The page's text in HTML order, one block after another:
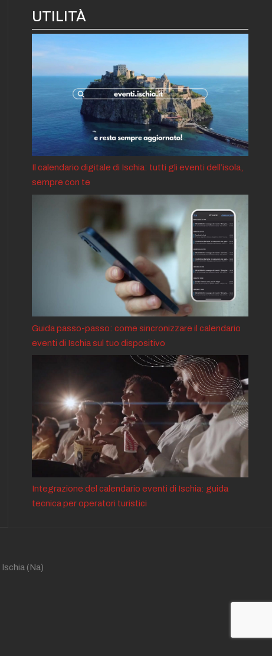
UTILITÀ
Il calendario digitale di Ischia: tutti gli eventi dell’isola,
sempre con te
Guida passo-passo: come sincronizzare il calendario
eventi di Ischia sul tuo dispositivo
Integrazione del calendario eventi di Ischia: guida
tecnica per operatori turistici
Ischia (Na)